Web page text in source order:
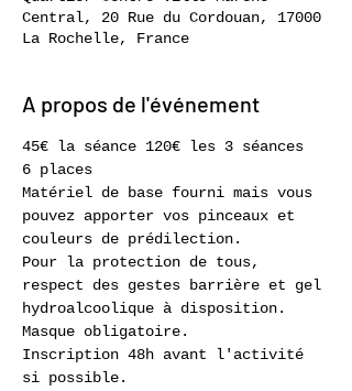
Central, 20 Rue du Cordouan, 17000
La Rochelle, France
A propos de l'événement
45€ la séance 120€ les 3 séances
6 places
Matériel de base fourni mais vous
pouvez apporter vos pinceaux et
couleurs de prédilection.
Pour la protection de tous,
respect des gestes barrière et gel
hydroalcoolique à disposition.
Masque obligatoire.
Inscription 48h avant l'activité
si possible.